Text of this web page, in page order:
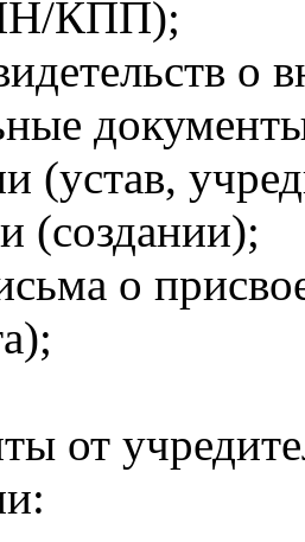
КПП);
(устав,
(создании);
о
от